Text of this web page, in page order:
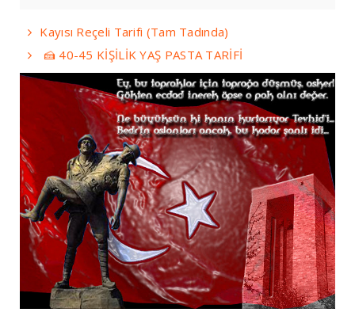
Kayısı Reçeli Tarifi (Tam Tadında)
🍰 40-45 KİŞİLİK YAŞ PASTA TARİFİ